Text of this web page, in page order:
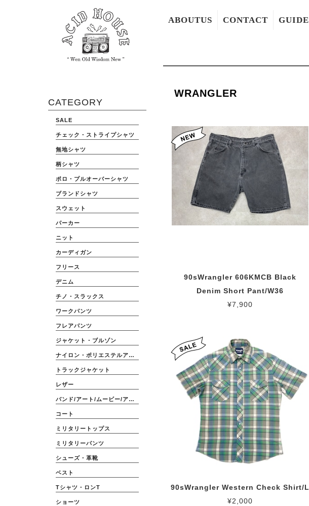
CATEGORY
SALE
チェック・ストライプシャツ
無地シャツ
柄シャツ
ポロ・プルオーバーシャツ
ブランドシャツ
スウェット
パーカー
ニット
カーディガン
フリース
デニム
チノ・スラックス
ワークパンツ
フレアパンツ
ジャケット・ブルゾン
ナイロン・ポリエステルアウター
トラックジャケット
レザー
バンド/アート/ムービー/アニメ
コート
ミリタリートップス
ミリタリーパンツ
シューズ・革靴
ベスト
Tシャツ・ロンT
ショーツ
ABOUTUS CONTACT GUIDE
WRANGLER
90sWrangler 606KMCB Black
Denim Short Pant/W36
¥7,900
90sWrangler Western Check Shirt/L
¥2,000